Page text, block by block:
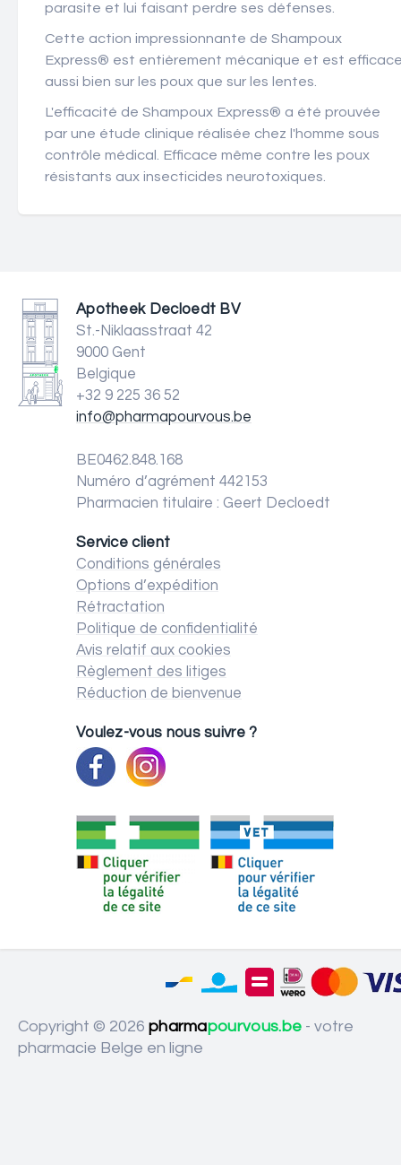
parasite et lui faisant perdre ses défenses.
Cette action impressionnante de Shampoux
Express® est entièrement mécanique et est
aussi bien sur les poux que sur les lentes.
L'efficacité de Shampoux Express® a été prouvée
par une étude clinique réalisée chez l'homme sous
contrôle médical. Efficace même contre les poux
résistants aux insecticides neurotoxiques.
Apotheek Decloedt BV
St.-Niklaasstraat 42
9000 Gent
Belgique
+32 9 225 36 52
info@pharmapourvous.be
BE0462.848.168
Numéro d’agrément 442153
Pharmacien titulaire : Geert Decloedt
Service client
Conditions générales
Options d’expédition
Rétractation
Politique de confidentialité
Avis relatif aux cookies
Règlement des litiges
Réduction de bienvenue
Voulez-vous nous suivre ?
Copyright © 2026 pharmapourvous.be - votre
pharmacie Belge en ligne